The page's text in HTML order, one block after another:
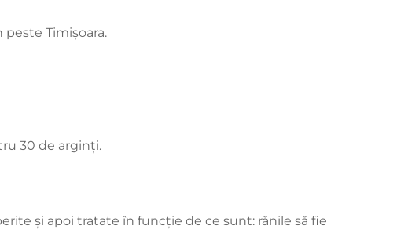
peste Timișoara.
30 de arginți.
și apoi tratate în funcție de ce sunt: rănile să fie